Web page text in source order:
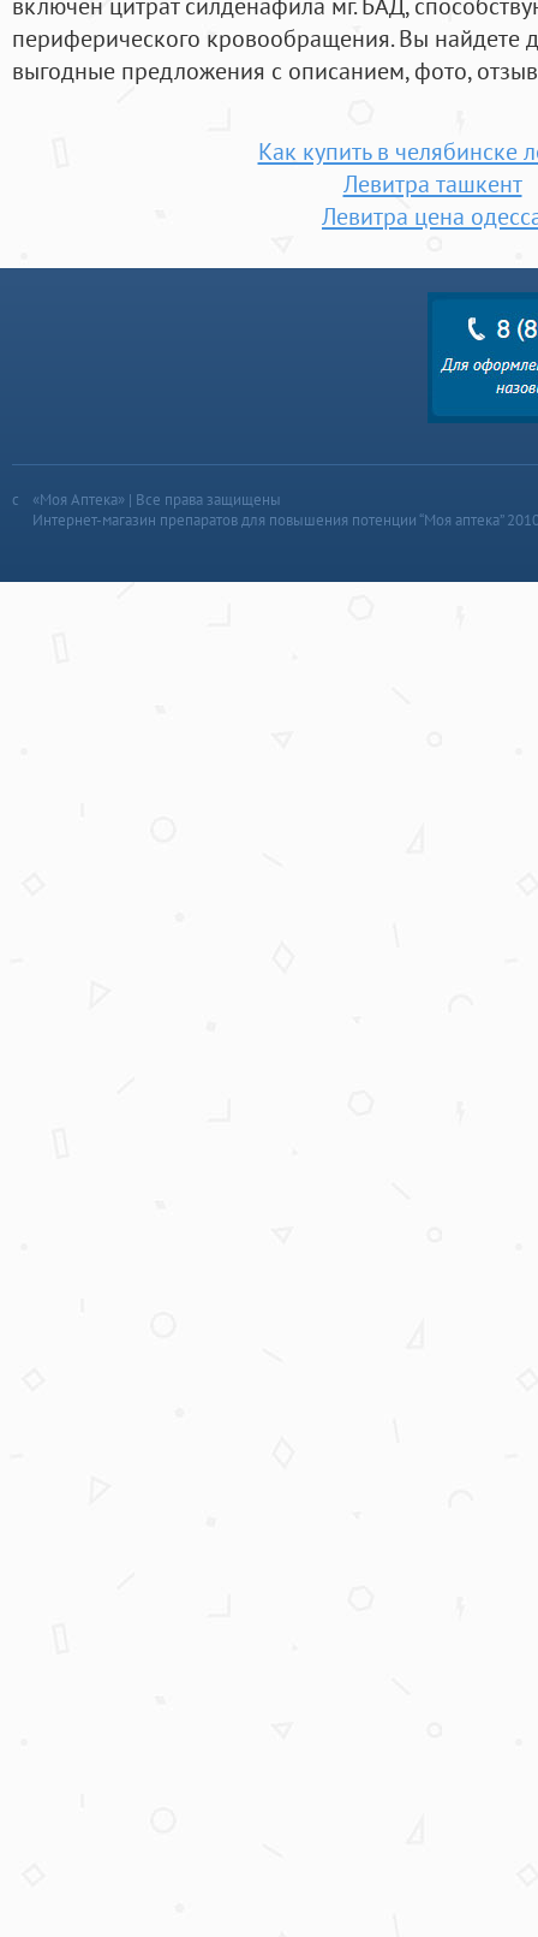
периферического кровообращения. Вы найдете
выгодные предложения с описанием, фото,
Как купить в челябинске
Левитра ташкент
Левитра цена
«Моя Аптека» | Все права защищены
Интернет-магазин препаратов для повышения потенции “Моя аптека”